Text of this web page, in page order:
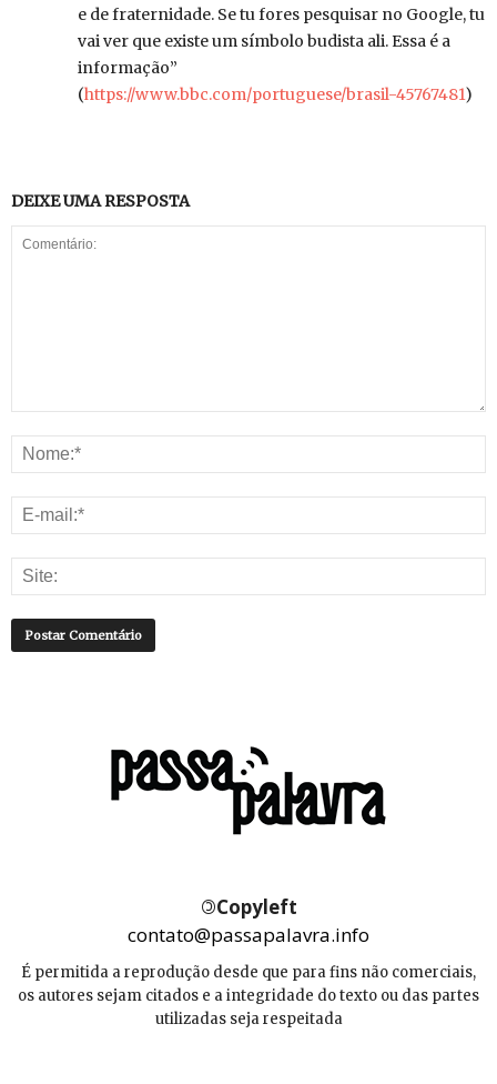
e de fraternidade. Se tu fores pesquisar no Google, tu
vai ver que existe um símbolo budista ali. Essa é a
informação”
(https://www.bbc.com/portuguese/brasil-45767481)
DEIXE UMA RESPOSTA
©Copyleft
contato@passapalavra.info
É permitida a reprodução desde que para fins não comerciais,
os autores sejam citados e a integridade do texto ou das partes
utilizadas seja respeitada